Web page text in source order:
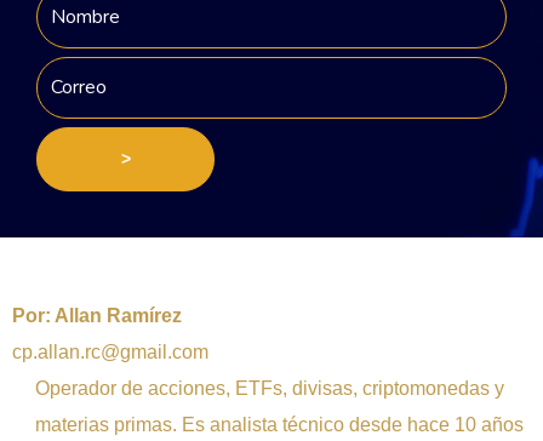
>
Por: Allan Ramírez
cp.allan.rc@gmail.com
Operador de acciones, ETFs, divisas, criptomonedas y
materias primas. Es analista técnico desde hace 10 años